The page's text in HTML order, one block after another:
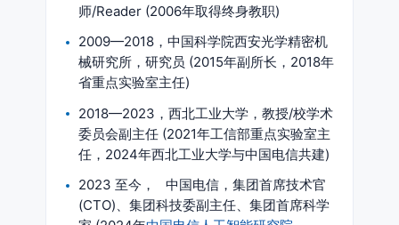
师/Reader (2006年取得终身教职)
2009—2018，中国科学院西安光学精密机
械研究所，研究员 (2015年副所长，2018年
省重点实验室主任)
2018—2023，西北工业大学，教授/校学术
委员会副主任 (2021年工信部重点实验室主
任，2024年西北工业大学与中国电信共建)
2023 至今， 中国电信，集团首席技术官
(CTO)、集团科技委副主任、集团首席科学